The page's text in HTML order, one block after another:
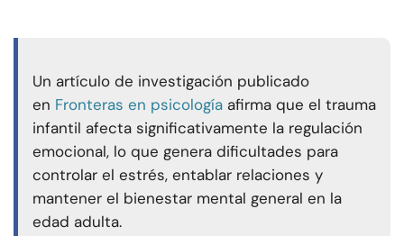
Un artículo de investigación publicado
en Fronteras en psicología afirma que el trauma
infantil afecta significativamente la regulación
emocional, lo que genera dificultades para
controlar el estrés, entablar relaciones y
mantener el bienestar mental general en la
edad adulta.